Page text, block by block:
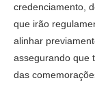
credenciamento,
que irão
alinhar
assegurando que
das